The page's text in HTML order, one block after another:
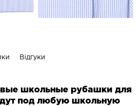
Відгуки
школьные рубашки для
под любую школьную